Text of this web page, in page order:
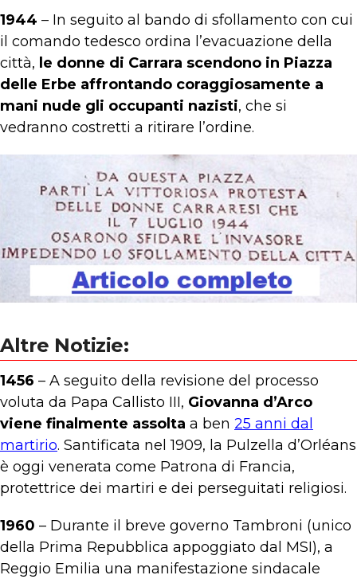
1944 – In seguito al bando di sfollamento con cui
il comando tedesco ordina l’evacuazione della
città, le donne di Carrara scendono in Piazza
delle Erbe affrontando coraggiosamente a
mani nude gli occupanti nazisti, che si
vedranno costretti a ritirare l’ordine.
Altre Notizie:
1456 – A seguito della revisione del processo
voluta da Papa Callisto III, Giovanna d’Arco
viene finalmente assolta a ben 25 anni dal
martirio. Santificata nel 1909, la Pulzella d’Orléans
è oggi venerata come Patrona di Francia,
protettrice dei martiri e dei perseguitati religiosi.
1960 – Durante il breve governo Tambroni (unico
della Prima Repubblica appoggiato dal MSI), a
Reggio Emilia una manifestazione sindacale